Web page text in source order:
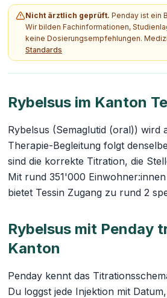
Nicht ärztlich geprüft. Penday ist ein
Wir bilden Fachinformationen,
keine Dosierungsempfehlungen.
Standards
Rybelsus im Kanton
Rybelsus (Semaglutid (oral)) wird
Therapie-Begleitung folgt
sind die korrekte Titration, die
Mit rund 351'000
bietet Tessin Zugang zu rund 2
Rybelsus mit Penday
Kanton
Penday kennt das
Du loggst jede Injektion mit